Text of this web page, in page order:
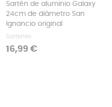
Sartén de aluminio Galaxy
24cm de diámetro San
Ignancio original
Sartenes
Precio
16,99 €